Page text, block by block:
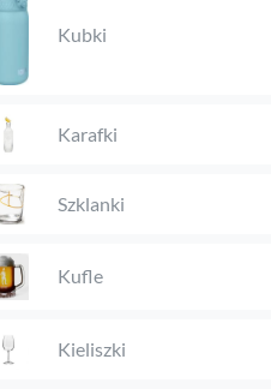
Kubki
Karafki
Szklanki
Kufle
Kieliszki